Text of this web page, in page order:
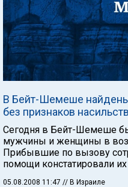
В Бейт-Шемеше
без признаков
Сегодня в Бейт-Шемеше
мужчины и женщины в
Прибывшие по вызову
помощи констатировали их
05.08.2008 11:47 // В Израиле